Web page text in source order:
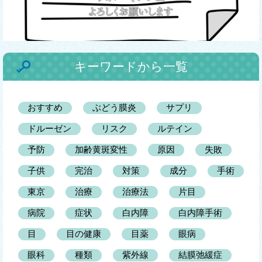
キーワードから一覧
おすすめ ぶどう膜炎 サプリ
ドルーゼン リスク ルテイン
予防 加齢黄斑変性 原因 失敗
子供 完治 対策 成分 手術
東京 治療 治療法 片目
病院 症状 白内障 白内障手術
目 目の健康 目薬 眼病
眼科 種類 紫外線 結膜弛緩症